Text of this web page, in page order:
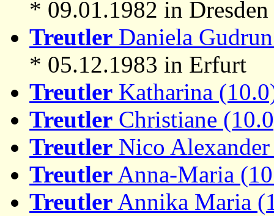
* 09.01.1982 in Dresden
Treutler Daniela
* 05.12.1983 in Erfurt
Treutler Katharina
Treutler Christiane
Treutler Nico
Treutler Anna-Maria
Treutler Annika Maria